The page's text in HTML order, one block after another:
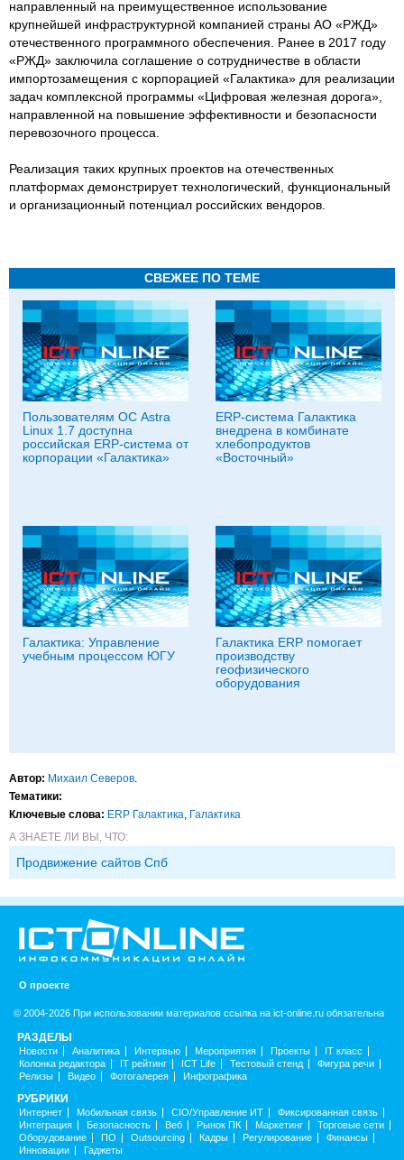
направленный на преимущественное использование
крупнейшей инфраструктурной компанией страны АО «РЖД»
отечественного программного обеспечения. Ранее в 2017 году
«РЖД» заключила соглашение о сотрудничестве в области
импортозамещения с корпорацией «Галактика» для реализации
задач комплексной программы «Цифровая железная дорога»,
направленной на повышение эффективности и безопасности
перевозочного процесса.
Реализация таких крупных проектов на отечественных
платформах демонстрирует технологический, функциональный
и организационный потенциал российских вендоров.
СВЕЖЕЕ ПО ТЕМЕ
Пользователям ОС Astra
Linux 1.7 доступна
российская ERP-система от
корпорации «Галактика»
ERP-система Галактика
внедрена в комбинате
хлебопродуктов
«Восточный»
Галактика: Управление
учебным процессом ЮГУ
Галактика ERP помогает
производству
геофизического
оборудования
Автор: Михаил Северов
Тематики:
Ключевые слова: ERP Галактика Галактика
А ЗНАЕТЕ ЛИ ВЫ, ЧТО:
Продвижение сайтов Спб
О проекте
© 2004-2026 При использовании материалов ссылка на ict-online.ru обязательна
РАЗДЕЛЫ
Новости Аналитика Интервью Мероприятия Проекты
IT класс
Колонка редактора
IT рейтинг ICT Life Тестовый стенд
Фигура речи
Релизы
Видео Фотогалерея Инфографика
РУБРИКИ
Интернет Мобильная связь CIO/Управление ИТ
Фиксированная связь
Интеграция
Безопасность Веб Рынок ПК Маркетинг
Торговые сети
Оборудование
ПО Outsourcing Кадры Регулирование
Финансы
Инновации
Гаджеты